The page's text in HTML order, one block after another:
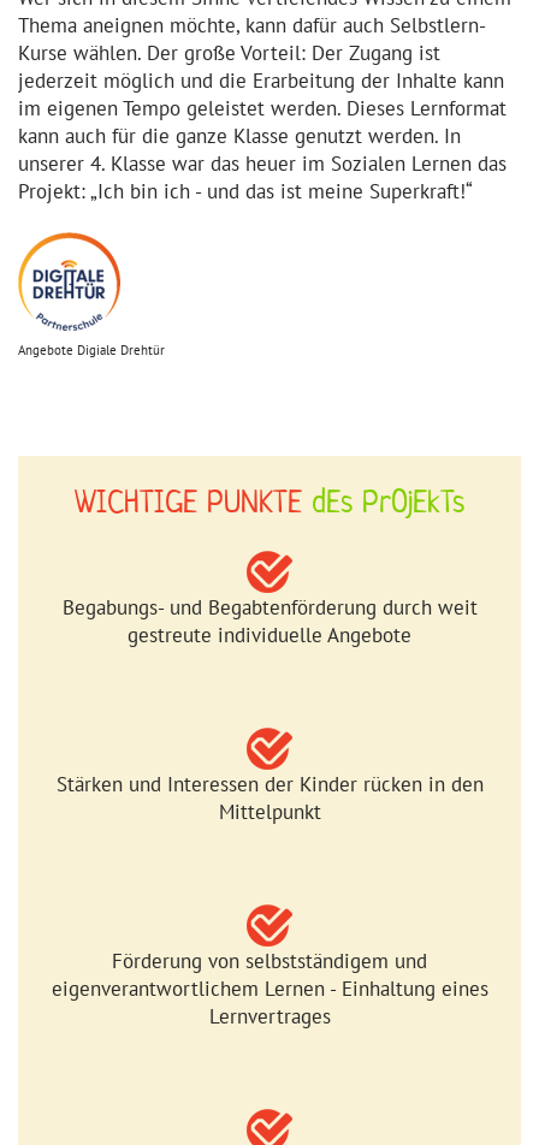
Thema aneignen möchte, kann dafür auch Selbstlern-
Kurse wählen. Der große Vorteil: Der Zugang ist
jederzeit möglich und die Erarbeitung der Inhalte kann
im eigenen Tempo geleistet werden. Dieses Lernformat
kann auch für die ganze Klasse genutzt werden. In
unserer 4. Klasse war das heuer im Sozialen Lernen das
Projekt: „Ich bin ich - und das ist meine Superkraft!“
Angebote Digiale Drehtür
WICHTIGE PUNKTE dEs PrOjEkTs
Begabungs- und Begabtenförderung durch weit
gestreute individuelle Angebote
Stärken und Interessen der Kinder rücken in den
Mittelpunkt
Förderung von selbstständigem und
eigenverantwortlichem Lernen - Einhaltung eines
Lernvertrages